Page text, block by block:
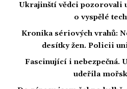
Ukrajinští vědci pozorovali
o vyspělé
Kronika sériových vrahů:
desítky žen. Policii
Fascinující i nebezpečná.
udeřila